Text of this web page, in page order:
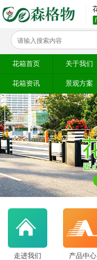
花箱首页 关于我们
花箱资讯 景观方案
走进我们 产品中心